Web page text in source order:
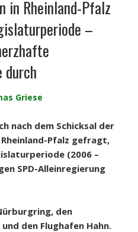
in Rheinland-Pfalz
–
Griese
nach dem Schicksal der
Pfalz gefragt,
(2006 –
SPD-Alleinregierung
den
den Flughafen Hahn.